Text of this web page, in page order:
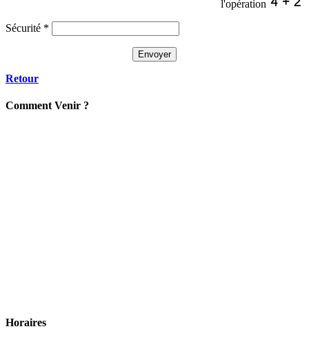
l'opération
Sécurité *
Retour
Comment Venir ?
Horaires